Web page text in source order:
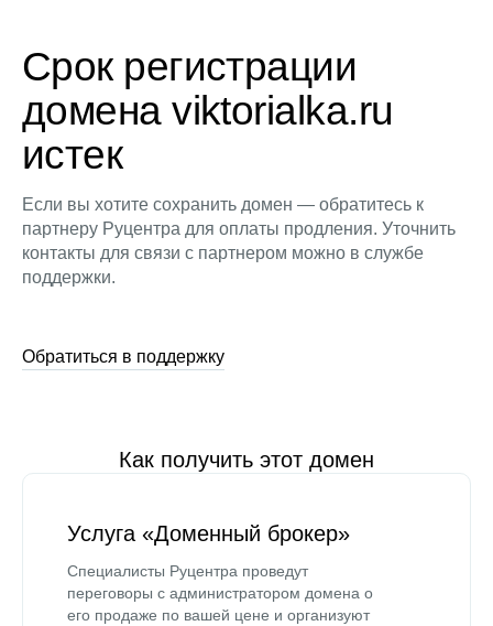
Срок регистрации
домена viktorialka.ru
истек
Если вы хотите сохранить домен — обратитесь к
партнеру Руцентра для оплаты продления. Уточнить
контакты для связи с партнером можно в службе
поддержки.
Обратиться в поддержку
Как получить этот домен
Услуга «Доменный брокер»
Специалисты Руцентра проведут
переговоры с администратором домена о
его продаже по вашей цене и организуют